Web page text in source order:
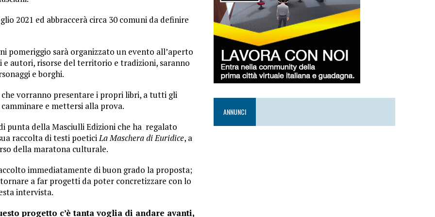
2021 ed abbraccerà circa 30 comuni da definire
pomeriggio sarà organizzato un evento all’aperto
autori, risorse del territorio e tradizioni, saranno
e borghi.
vorranno presentare i propri libri, a tutti gli
e mettersi alla prova.
punta della Masciulli Edizioni che ha regalato
raccolta di testi poeticiLa Maschera di Euridice, a
della maratona culturale.
immediatamente di buon grado la proposta;
a far progetti da poter concretizzare con lo
intervista.
progetto c’è tanta voglia di andare avanti,
ANNUNCI